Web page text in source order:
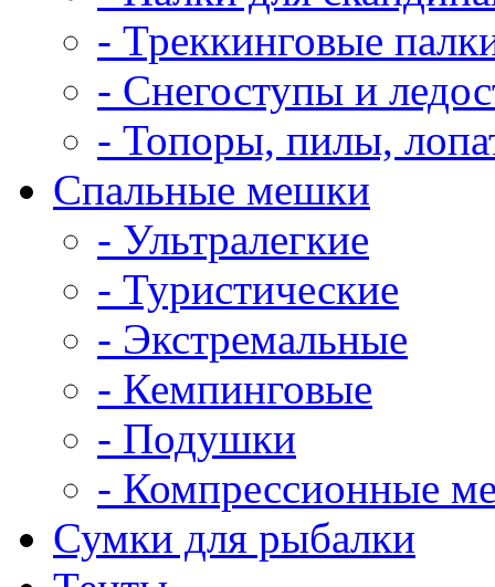
- Треккинговые
- Снегоступы и
- Топоры, пилы,
Спальные мешки
- Ультралегкие
- Туристические
- Экстремальные
- Кемпинговые
- Подушки
- Компрессионные
Сумки для рыбалки